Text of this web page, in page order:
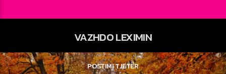
VAZHDO LEXIMIN
POSTIMI TJETËR